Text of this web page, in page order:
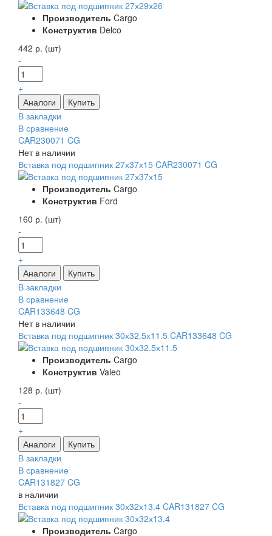
Производитель Cargo
Конструктив Delco
442 р. (шт)
-
+
В закладки
В сравнение
CAR230071 CG
Нет в наличии
Вставка под подшипник 27х37х15 CAR230071 CG
Производитель Cargo
Конструктив Ford
160 р. (шт)
-
+
В закладки
В сравнение
CAR133648 CG
Нет в наличии
Вставка под подшипник 30х32.5х11.5 CAR133648 CG
Производитель Cargo
Конструктив Valeo
128 р. (шт)
-
+
В закладки
В сравнение
CAR131827 CG
в наличии
Вставка под подшипник 30х32х13.4 CAR131827 CG
Производитель Cargo